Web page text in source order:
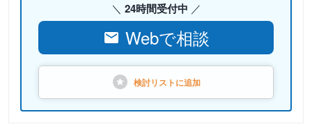
24時間受付中
Webで相談
検討リストに追加